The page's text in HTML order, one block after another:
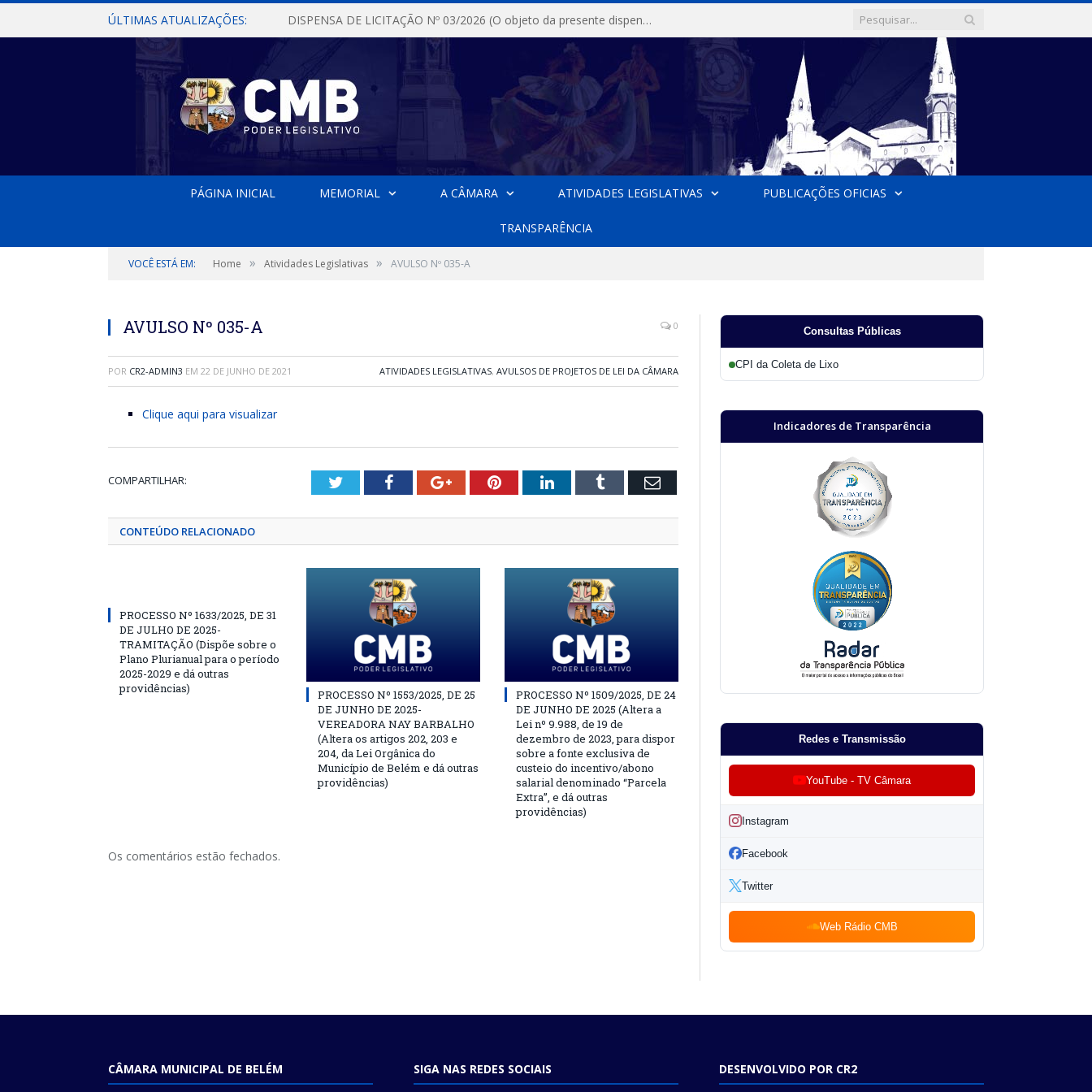
ÚLTIMAS ATUALIZAÇÕES: DISPENSA DE LICITAÇÃO Nº 03/2026 (O objeto da presente dispensa é a escolha da proposta mais vantajosa para a aquisição, de aparelhos de ar condicionado, tipo Split, com material de instalação e fogão industrial, conforme condições, quantidades e exigências estabelecidas no termo de referencia e neste aviso de contratação direta e seus anexos)
PÁGINA INICIAL MEMORIAL A CÂMARA ATIVIDADES LEGISLATIVAS PUBLICAÇÕES OFICIAS
TRANSPARÊNCIA
VOCÊ ESTÁ EM: Home » Atividades Legislativas » AVULSO Nº 035-A
AVULSO Nº 035-A 0
POR CR2-ADMIN3 EM 22 DE JUNHO DE 2021 ATIVIDADES LEGISLATIVAS, AVULSOS DE PROJETOS DE LEI DA CÂMARA
Clique aqui para visualizar
COMPARTILHAR: TwitterFacebookGoogle+PinterestLinkedInTumblr Email
CONTEÚDO RELACIONADO
PROCESSO Nº 1633/2025, DE 31
DE JULHO DE 2025-
TRAMITAÇÃO (Dispõe sobre o
Plano Plurianual para o período
2025-2029 e dá outras
providências)
PROCESSO Nº 1553/2025, DE 25
DE JUNHO DE 2025-
VEREADORA NAY BARBALHO
(Altera os artigos 202, 203 e
204, da Lei Orgânica do
Município de Belém e dá outras
providências)
PROCESSO Nº 1509/2025, DE 24
DE JUNHO DE 2025 (Altera a
Lei nº 9.988, de 19 de
dezembro de 2023, para dispor
sobre a fonte exclusiva de
custeio do incentivo/abono
salarial denominado “Parcela
Extra”, e dá outras
providências)
Os comentários estão fechados.
Consultas Públicas
CPI da Coleta de Lixo
Indicadores de Transparência
Redes e Transmissão
YouTube - TV Câmara
Instagram
Facebook
Twitter
Web Rádio CMB
CÂMARA MUNICIPAL DE BELÉM SIGA NAS REDES SOCIAIS DESENVOLVIDO POR CR2